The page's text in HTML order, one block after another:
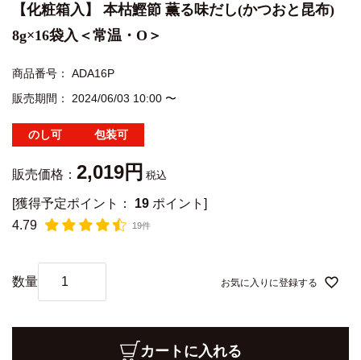
【化粧箱入】 本枯鰹節 薫る味だし(かつおと昆布)
8g×16袋入＜常温・O＞
商品番号
ADA16P
販売期間
2024/06/03 10:00 〜
のし可 包装可
販売価格： 2,019 税込
[獲得予定ポイント： 19 ポイント]
4.79
19件
お気に入りに登録する
カートに入れる